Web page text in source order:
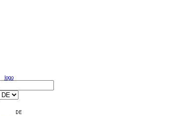
logo
DE